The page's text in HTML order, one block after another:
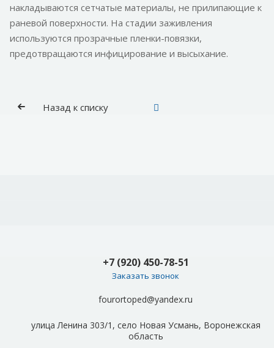
накладываются сетчатые материалы, не прилипающие к
раневой поверхности. На стадии заживления
используются прозрачные пленки-повязки,
предотвращаются инфицирование и высыхание.
Назад к списку
+7 (920) 450-78-51
Заказать звонок
fourortoped@yandex.ru
улица Ленина 303/1, село Новая Усмань, Воронежская
область